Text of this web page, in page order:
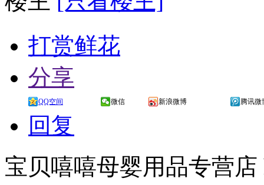
打赏鲜花
分享
QQ空间 微信 新浪微博 腾讯微
回复
宝贝嘻嘻母婴用品专营店